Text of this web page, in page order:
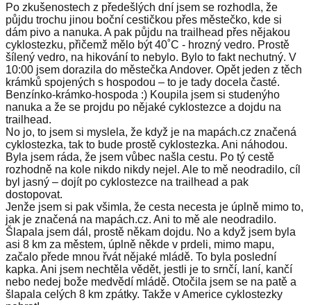
Po zkušenostech z předešlých dní jsem se rozhodla, že
půjdu trochu jinou boční cestičkou přes městečko, kde si
dám pivo a nanuka. A pak půjdu na trailhead přes nějakou
cyklostezku, přičemž mělo být 40˚C - hrozný vedro. Prostě
šílený vedro, na hikování to nebylo. Bylo to fakt nechutný. V
10:00 jsem dorazila do městečka Andover. Opět jeden z těch
krámků spojených s hospodou – to je tady docela časté.
Benzínko-krámko-hospoda :) Koupila jsem si studenýho
nanuka a že se projdu po nějaké cyklostezce a dojdu na
trailhead.
No jo, to jsem si myslela, že když je na mapách.cz značená
cyklostezka, tak to bude prostě cyklostezka. Ani náhodou.
Byla jsem ráda, že jsem vůbec našla cestu. Po tý cestě
rozhodně na kole nikdo nikdy nejel. Ale to mě neodradilo, cíl
byl jasný – dojít po cyklostezce na trailhead a pak
dostopovat.
Jenže jsem si pak všimla, že cesta necesta je úplně mimo to,
jak je značená na mapách.cz. Ani to mě ale neodradilo.
Šlapala jsem dál, prostě někam dojdu. No a když jsem byla
asi 8 km za městem, úplně někde v prdeli, mimo mapu,
začalo přede mnou řvát nějaké mládě. To byla poslední
kapka. Ani jsem nechtěla vědět, jestli je to srnčí, laní, kančí
nebo nedej bože medvědí mládě. Otočila jsem se na patě a
šlapala celých 8 km zpátky. Takže v Americe cyklostezky